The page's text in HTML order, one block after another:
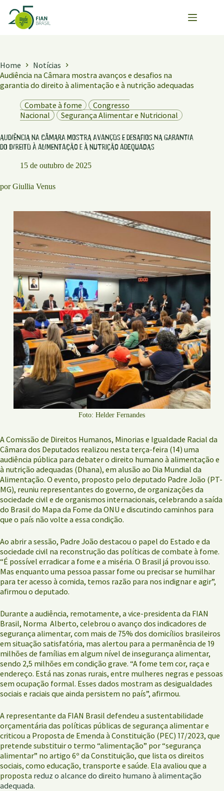
para
Home
Notícias
Audiência na Câmara mostra avanços e desafios na
garantia do direito à alimentação e à nutrição adequadas
Combate à fome
Congresso
Nacional
Segurança Alimentar e Nutricional
Audiência na Câmara mostra avanços e desafios na garantia
do direito à alimentação e à nutrição adequadas
15 de outubro de 2025
por Giullia Venus
Foto: Helder Fernandes
A Comissão de Direitos Humanos, Minorias e Igualdade Racial da
Câmara dos Deputados realizou nesta terça-feira (14) uma
audiência pública para debater o direito humano à alimentação e
à nutrição adequadas (Dhana), em alusão ao Dia Mundial da
Alimentação. O evento, proposto pelo deputado Padre João (PT-
MG), reuniu representantes do governo, de organizações da
sociedade civil e de organismos internacionais, celebrando a saída
do Brasil do Mapa da Fome da ONU e discutindo caminhos para
que o país não volte a essa condição.
Ao abrir a sessão, Padre João destacou o papel do Estado e da
sociedade civil na reconstrução das políticas de combate à fome.
“É possível erradicar a fome e a miséria. O Brasil já provou isso.
Mas enquanto uma pessoa passar fome ou precisar se humilhar
para ter acesso à comida, temos razão para nos indignar e agir”,
afirmou o deputado.
Durante a audiência, remotamente, a vice-presidenta da FIAN
Brasil, Norma Alberto, celebrou o avanço dos indicadores de
segurança alimentar, com mais de 75% dos domicílios brasileiros
em situação satisfatória, mas alertou para a permanência de 19
milhões de famílias em algum nível de insegurança alimentar,
sendo 2,5 milhões em condição grave. “A fome tem cor, raça e
endereço. Está nas zonas rurais, entre mulheres negras e pessoas
sem ocupação formal. Esses dados mostram as desigualdades
sociais e raciais que ainda persistem no país”, afirmou.
A representante da FIAN Brasil defendeu a sustentabilidade
orçamentária das políticas públicas de segurança alimentar e
criticou a Proposta de Emenda à Constituição (PEC) 17/2023, que
pretende substituir o termo “alimentação” por “segurança
alimentar” no artigo 6º da Constituição, que lista os direitos
sociais, como educação, transporte e saúde. Ela avaliou que a
proposta reduz o alcance do direito humano à alimentação
adequada.